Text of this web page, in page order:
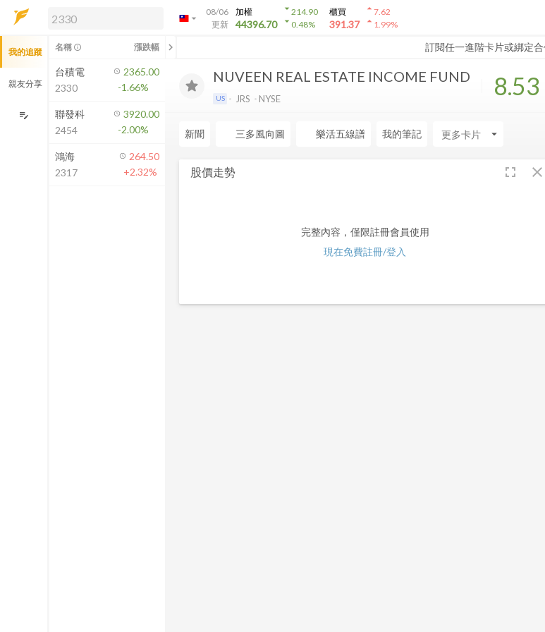
arrow_drop_down
08/06
更新
加權
44396.70
arrow_drop_down214.90
arrow_drop_down0.48%
櫃買
391.37
arrow_drop_up7.62
arrow_drop_up1.99%
訂閱任一進階卡片或綁定
解鎖即時行情及進階功能
方案」，即可解鎖以下功能：
即時行情
即時市況與排行
成交金額熱力圖
前往方案訂閱
如何綁定合作券商
NUVEEN REAL ESTATE INCOME FUND
US JRS NYSE 8.53
新聞 三多風向圖 樂活五線譜 我的筆記 arrow_drop_down
股價走勢 fullscreen close
完整內容，僅限註冊會員使用
現在免費註冊/登入
我的追蹤
親友分享
edit_note
名稱 info_outline 漲跌幅 chevron_left
台積電
2330
2365.00
-1.66%
聯發科
2454
3920.00
-2.00%
鴻海
2317
264.50
+2.32%